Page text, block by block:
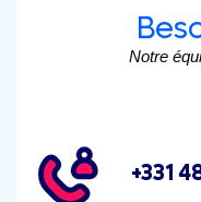
Notre
+331